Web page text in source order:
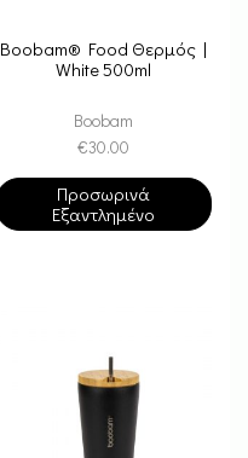
Boobam® Food Θερμός |
White 500ml
Boobam
€30.00
Προσωρινά
Εξαντλημένο